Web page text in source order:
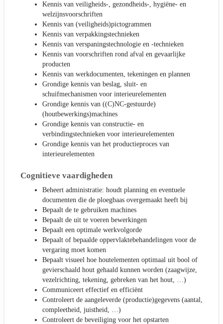
Kennis van veiligheids-, gezondheids-, hygiëne- en
welzijnsvoorschriften
Kennis van (veiligheids)pictogrammen
Kennis van verpakkingstechnieken
Kennis van verspaningstechnologie en -technieken
Kennis van voorschriften rond afval en gevaarlijke
producten
Kennis van werkdocumenten, tekeningen en plannen
Grondige kennis van beslag, sluit- en
schuifmechanismen voor interieurelementen
Grondige kennis van ((C)NC-gestuurde)
(houtbewerkings)machines
Grondige kennis van constructie- en
verbindingstechnieken voor interieurelementen
Grondige kennis van het productieproces van
interieurelementen
Cognitieve vaardigheden
Beheert administratie: houdt planning en eventuele
documenten die de ploegbaas overgemaakt heeft bij
Bepaalt de te gebruiken machines
Bepaalt de uit te voeren bewerkingen
Bepaalt een optimale werkvolgorde
Bepaalt of bepaalde oppervlaktebehandelingen voor de
vergaring moet komen
Bepaalt visueel hoe houtelementen optimaal uit bool of
gevierschaald hout gehaald kunnen worden (zaagwijze,
vezelrichting, tekening, gebreken van het hout, …)
Communiceert effectief en efficiënt
Controleert de aangeleverde (productie)gegevens (aantal,
compleetheid, juistheid, …)
Controleert de beveiliging voor het opstarten